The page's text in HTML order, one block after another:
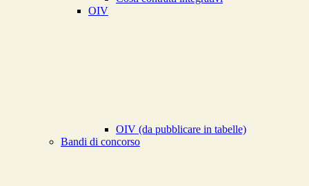
OIV
OIV (da pubblicare in tabelle)
Bandi di concorso